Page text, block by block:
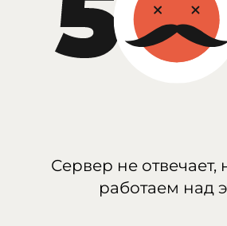
Сервер не
работаем над